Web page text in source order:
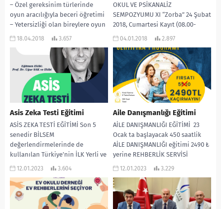
– Özel gereksinim türlerinde
oyun aracılığıyla beceri öğretimi
– Yetersizliği olan bireylere oyun
becerilerinin öğretimi – Oyun
gereksinimli...
18.04.2018 3.657
OKUL VE PSİKANALİZ
SEMPOZYUMU XI “Zorba” 24 Şubat
2018, Cumartesi Kayıt (08.00-
08.30) Açılış Konuşmaları (08.30-
“Otorite, Otoriterlik, Zorbalık”...
04.01.2018 2.897
Asis Zeka Testi Eğitimi
ASİS ZEKA TESTİ EĞİTİMİ Son 5
senedir BİLSEM
değerlendirmelerinde de
kullanılan Türkiye’nin İLK Yerli ve
Milli Zeka Testi ASİS ZEKA...
12.01.2023 3.604
Aile Danışmanlığı Eğitimi
AİLE DANIŞMANLIĞI EĞİTİMİ 23
Ocak ta başlayacak 450 saatlik
AİLE DANIŞMANLIĞI eğitimi 2490 ₺
yerine REHBERLİK SERVİSİ
sayfasına özel % 25...
12.01.2023 3.229